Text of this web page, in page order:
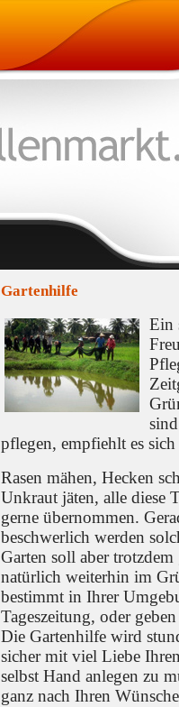
Gartenhilfe
Ein
pflegen, empfiehlt es
Rasen mähen, Hecken
Unkraut jäten, alle diese
gerne übernommen.
beschwerlich werden
Garten soll aber
natürlich weiterhin im
bestimmt in Ihrer
Tageszeitung, oder
Die Gartenhilfe wird
sicher mit viel Liebe
selbst Hand anlegen zu
ganz nach Ihren